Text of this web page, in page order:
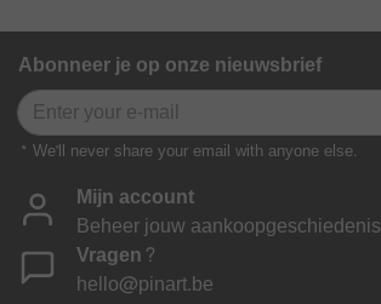
Abonneer je op onze nieuwsbrief
* We'll never share your email with anyone else.
Mijn account
Beheer jouw aankoopgeschiedenis
Vragen?
hello@pinart.be